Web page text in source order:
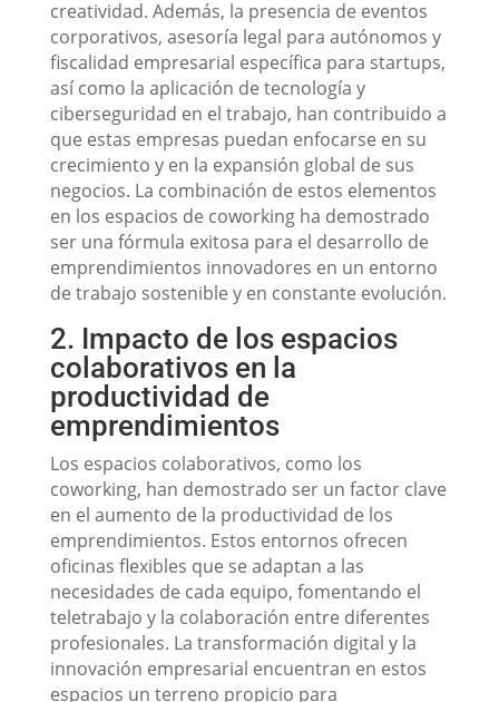
creatividad. Además, la presencia de eventos
corporativos, asesoría legal para autónomos y
fiscalidad empresarial específica para startups,
así como la aplicación de tecnología y
ciberseguridad en el trabajo, han contribuido a
que estas empresas puedan enfocarse en su
crecimiento y en la expansión global de sus
negocios. La combinación de estos elementos
en los espacios de coworking ha demostrado
ser una fórmula exitosa para el desarrollo de
emprendimientos innovadores en un entorno
de trabajo sostenible y en constante evolución.
2. Impacto de los espacios
colaborativos en la
productividad de
emprendimientos
Los espacios colaborativos, como los
coworking, han demostrado ser un factor clave
en el aumento de la productividad de los
emprendimientos. Estos entornos ofrecen
oficinas flexibles que se adaptan a las
necesidades de cada equipo, fomentando el
teletrabajo y la colaboración entre diferentes
profesionales. La transformación digital y la
innovación empresarial encuentran en estos
espacios un terreno propicio para